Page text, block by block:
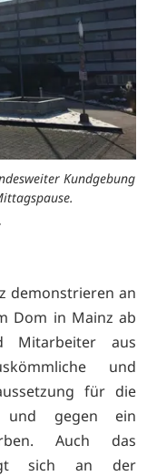
Kundgebung
demonstrieren an
Dom in Mainz ab
Mitarbeiter aus
und
für die
und gegen ein
Auch das
sich an der